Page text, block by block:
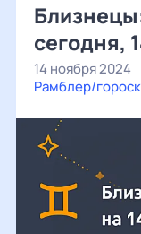
сегодня,
14 ноября 2024
Рамблер/